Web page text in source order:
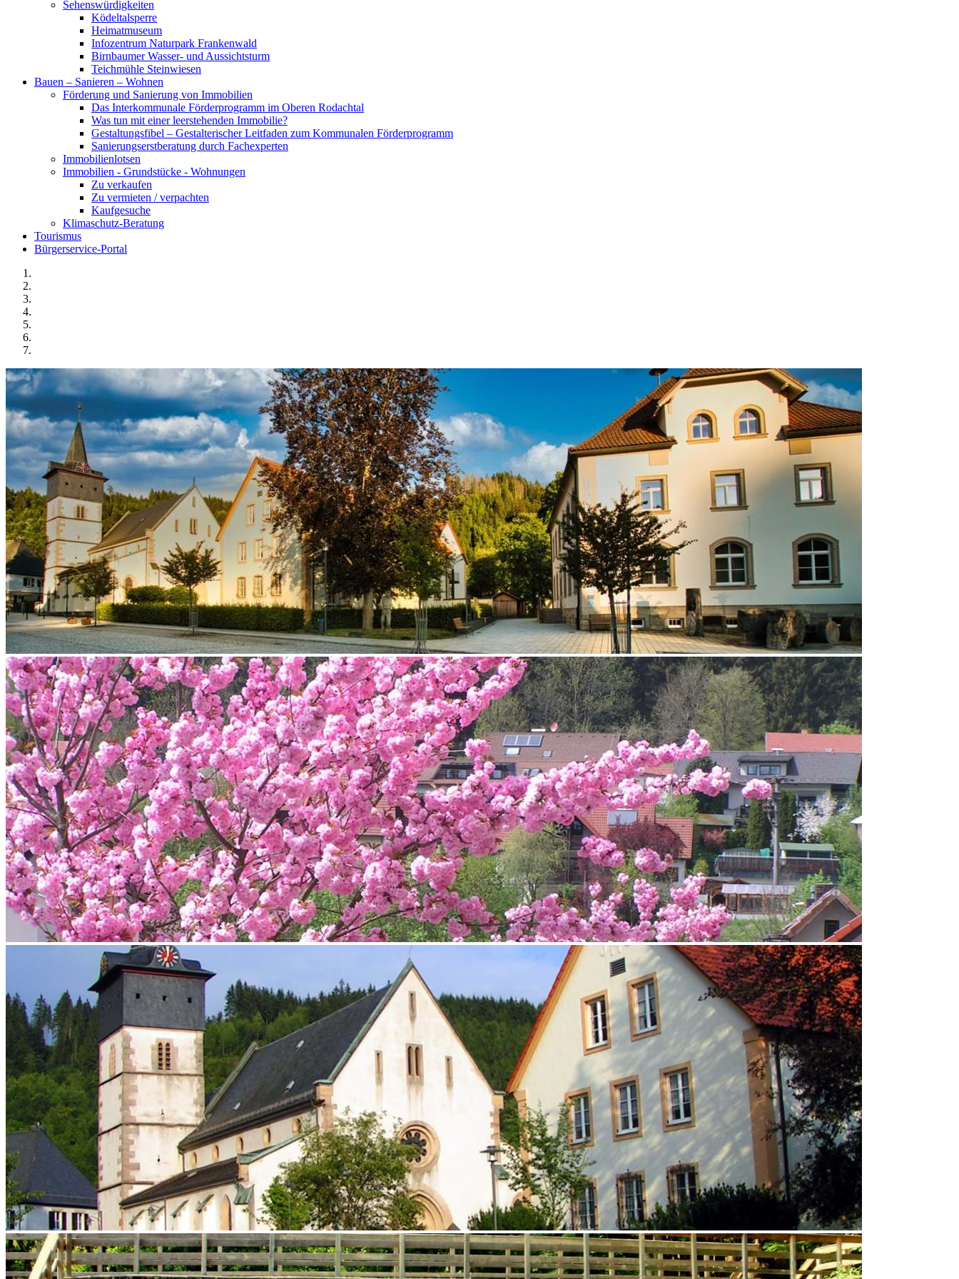
Sehenswürdigkeiten
Ködeltalsperre
Heimatmuseum
Infozentrum Naturpark Frankenwald
Birnbaumer Wasser- und Aussichtsturm
Teichmühle Steinwiesen
Bauen – Sanieren – Wohnen
Förderung und Sanierung von Immobilien
Das Interkommunale Förderprogramm im Oberen Rodachtal
Was tun mit einer leerstehenden Immobilie?
Gestaltungsfibel – Gestalterischer Leitfaden zum Kommunalen Förderprogramm
Sanierungserstberatung durch Fachexperten
Immobilienlotsen
Immobilien - Grundstücke - Wohnungen
Zu verkaufen
Zu vermieten / verpachten
Kaufgesuche
Klimaschutz-Beratung
Tourismus
Bürgerservice-Portal